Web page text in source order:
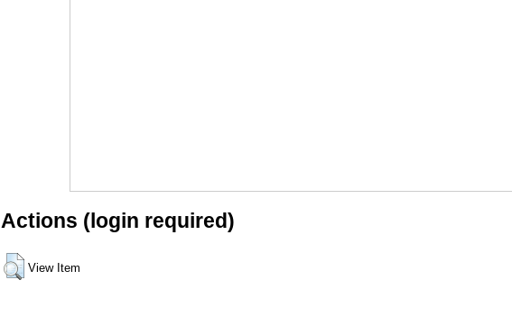
Actions (login required)
View Item